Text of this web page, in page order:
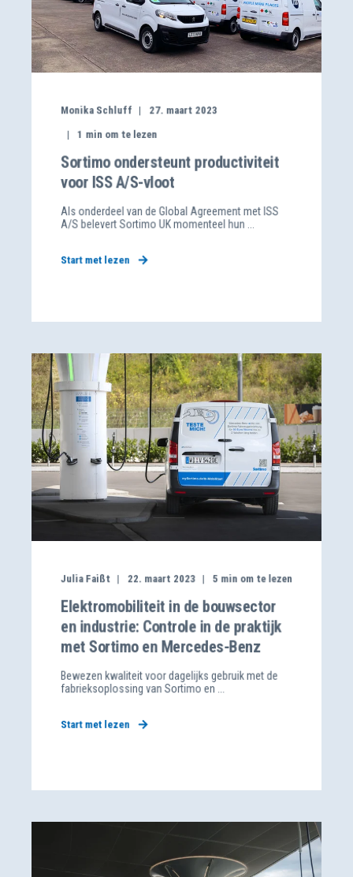
Monika Schluff
27. maart 2023
1 min om te lezen
Sortimo ondersteunt productiviteit
voor ISS A/S-vloot
Als onderdeel van de Global Agreement met ISS
A/S belevert Sortimo UK momenteel hun ...
Start met lezen
Julia Faißt 22. maart 2023 5 min om te lezen
Elektromobiliteit in de bouwsector
en industrie: Controle in de praktijk
met Sortimo en Mercedes-Benz
Bewezen kwaliteit voor dagelijks gebruik met de
fabrieksoplossing van Sortimo en ...
Start met lezen